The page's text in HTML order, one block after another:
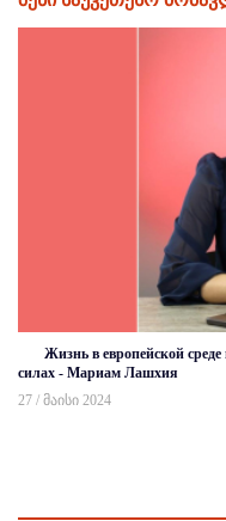
Жизнь в европейской
силах - Мариам Лашхия
27 / მაისი 2024